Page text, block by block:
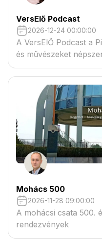
VersElő Podcast
2026-12-24 00:00:00
A VersElŐ Podcast a
és művészeket
Mohács 500
2026-11-28 09:00:00
A mohácsi csata 500.
rendezvények